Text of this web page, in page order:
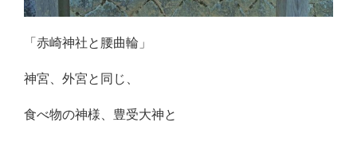
「赤崎神社と腰曲輪」
神宮、外宮と同じ、
食べ物の神様、豊受大神と